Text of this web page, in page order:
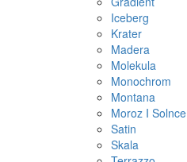
Iceberg
Krater
Madera
Molekula
Monochrom
Montana
Moroz I Solnce
Satin
Skala